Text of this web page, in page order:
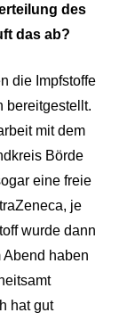
des
das ab?
die Impfstoffe
bereitgestellt.
mit dem
Börde
eine freie
je
wurde dann
haben
hat gut